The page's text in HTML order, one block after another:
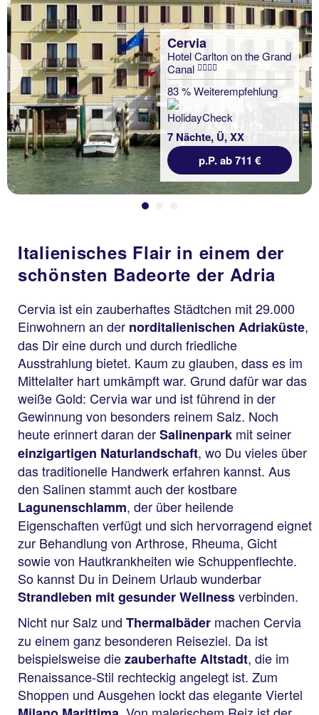
Previous
Cervia
Hotel Carlton on the Grand
Canal
83 % Weiterempfehlung
7 Nächte, Ü, XX
p.P. ab 711 €
Italienisches Flair in einem der
schönsten Badeorte der Adria
Cervia ist ein zauberhaftes Städtchen mit 29.000
Einwohnern an der norditalienischen Adriaküste,
das Dir eine durch und durch friedliche
Ausstrahlung bietet. Kaum zu glauben, dass es im
Mittelalter hart umkämpft war. Grund dafür war das
weiße Gold: Cervia war und ist führend in der
Gewinnung von besonders reinem Salz. Noch
heute erinnert daran derSalinenpark mit seiner
einzigartigen Naturlandschaft, wo Du vieles über
das traditionelle Handwerk erfahren kannst. Aus
den Salinen stammt auch der kostbare
Lagunenschlamm, der über heilende
Eigenschaften verfügt und sich hervorragend eignet
zur Behandlung von Arthrose, Rheuma, Gicht
sowie von Hautkrankheiten wie Schuppenflechte.
So kannst Du in Deinem Urlaub wunderbar
Strandleben mit gesunder Wellnessverbinden.
Nicht nur Salz und Thermalbäder machen Cervia
zu einem ganz besonderen Reiseziel. Da ist
beispielsweise diezauberhafte Altstadt, die im
Renaissance-Stil rechteckig angelegt ist. Zum
Shoppen und Ausgehen lockt das elegante Viertel